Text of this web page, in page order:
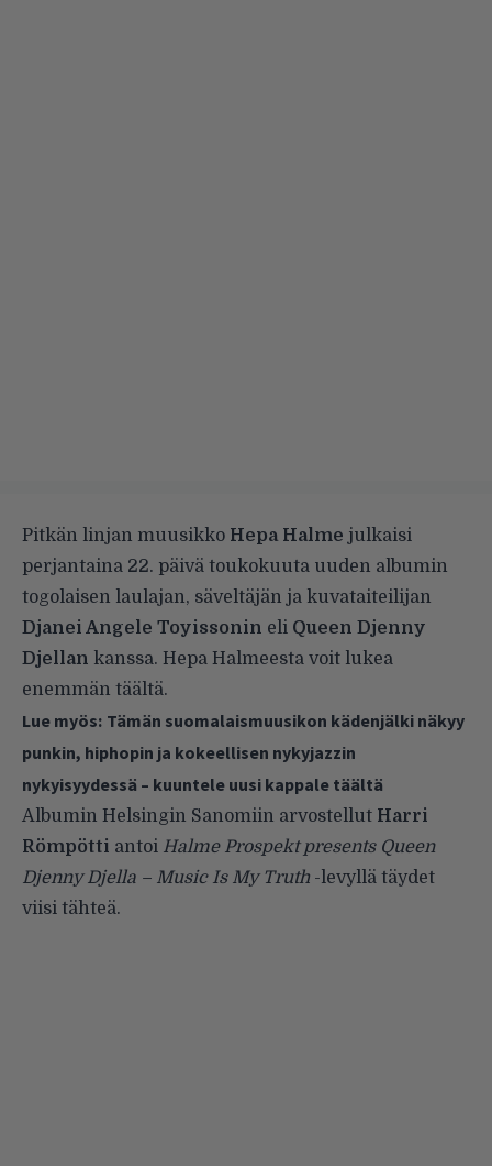
Pitkän linjan muusikko Hepa Halme julkaisi
perjantaina 22. päivä toukokuuta uuden albumin
togolaisen laulajan, säveltäjän ja kuvataiteilijan
Djanei Angele Toyissonin eli Queen Djenny
Djellan kanssa. Hepa Halmeesta voit lukea
enemmän täältä.
Lue myös: Tämän suomalaismuusikon kädenjälki näkyy
punkin, hiphopin ja kokeellisen nykyjazzin
nykyisyydessä – kuuntele uusi kappale täältä
Albumin Helsingin Sanomiin arvostellut Harri
Römpötti antoi Halme Prospekt presents Queen
Djenny Djella – Music Is My Truth -levyllä täydet
viisi tähteä.